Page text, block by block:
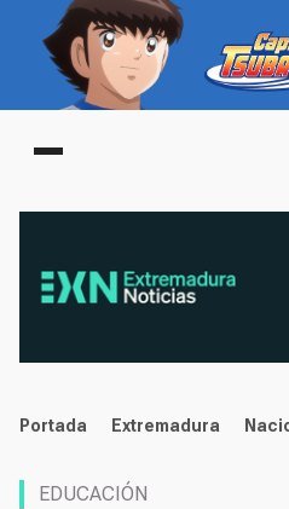
Main menu
noticias
Portada Extremadura
EDUCACIÓN